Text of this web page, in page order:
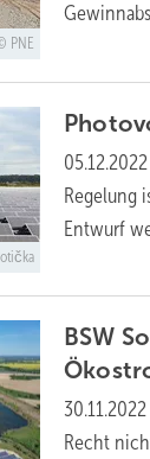
PNE
05.12.2022
Regelung
Entwurf
BSW
30.11.2022
Recht